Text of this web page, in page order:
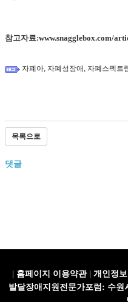
참고자료:www.snagglebox.com/
자폐아, 자폐성장애, 자폐스펙트
목록으로
댓글
홈페이지 이용약관| 개인정
발달장애지원전문가포럼: 수원